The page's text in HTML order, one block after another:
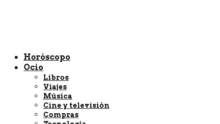
Horóscopo
Ocio
Libros
Viajes
Música
Cine y televisión
Compras